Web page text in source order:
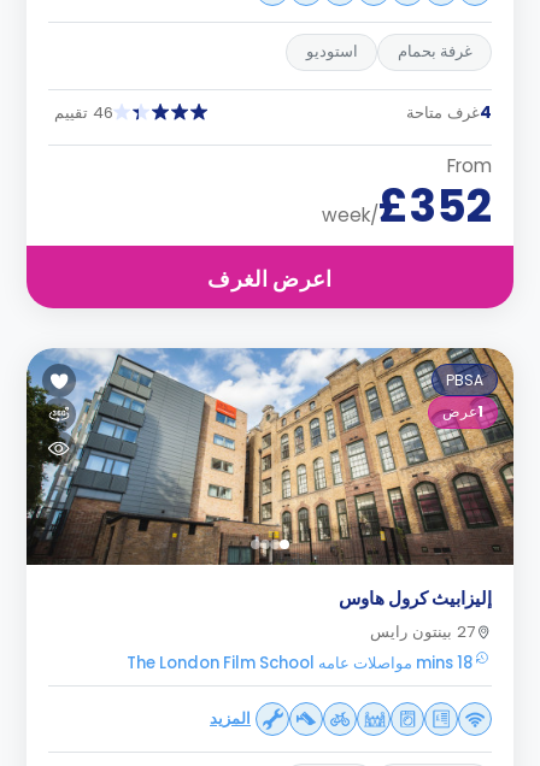
غرفة بحمام استوديو
4غرف متاحة 46 تقييم
From
£352
/week
اعرض الغرف
PBSA
1عرض
إليزابيث كرول هاوس
27 بينتون رايس
18 mins مواصلات عامه The London Film School
المزيد